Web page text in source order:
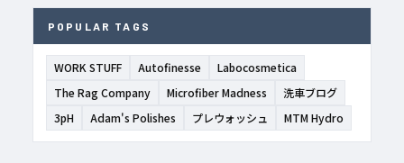
POPULAR TAGS
WORK STUFF Autofinesse
Labocosmetica
The Rag Company
Microfiber Madness
洗車ブログ
3pH
Adam's Polishes プレウォッシュ MTM Hydro